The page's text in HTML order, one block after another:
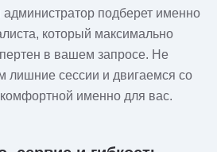
подберет именно
который максимально
в вашем запросе. Не
лишние сессии и двигаемся со
именно для вас.